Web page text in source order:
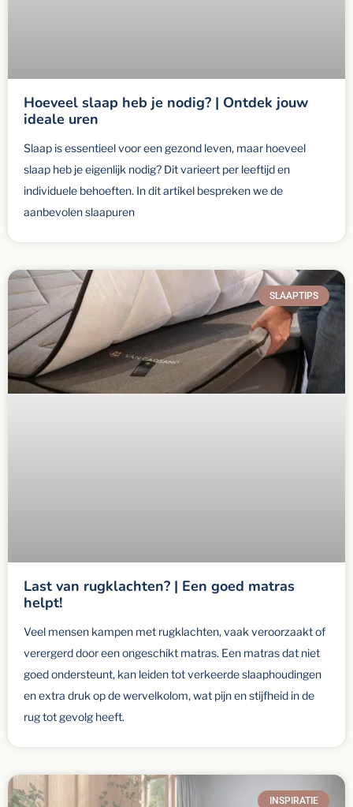
Hoeveel slaap heb je nodig? | Ontdek jouw
ideale uren
Slaap is essentieel voor een gezond leven, maar hoeveel
slaap heb je eigenlijk nodig? Dit varieert per leeftijd en
individuele behoeften. In dit artikel bespreken we de
aanbevolen slaapuren
SLAAPTIPS
Last van rugklachten? | Een goed matras
helpt!
Veel mensen kampen met rugklachten, vaak veroorzaakt of
verergerd door een ongeschikt matras. Een matras dat niet
goed ondersteunt, kan leiden tot verkeerde slaaphoudingen
en extra druk op de wervelkolom, wat pijn en stijfheid in de
rug tot gevolg heeft.
INSPIRATIE